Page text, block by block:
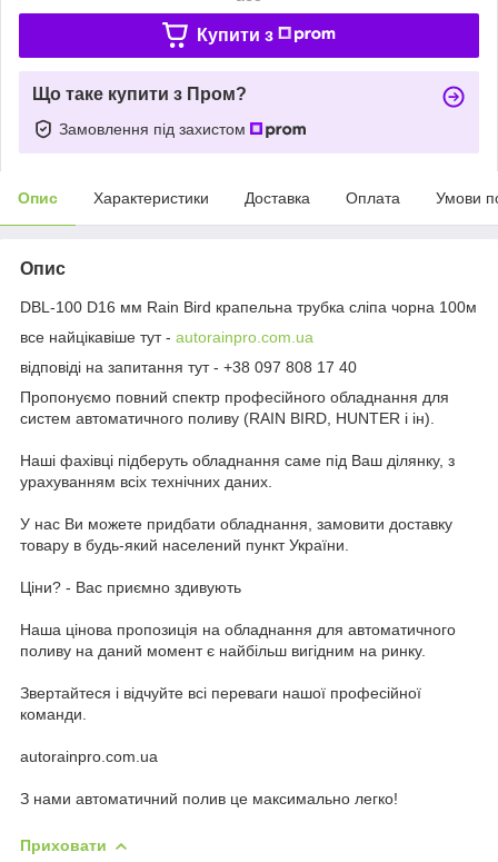
Купити з
Що таке купити з Пром?
Замовлення під захистом
Опис Характеристики Доставка Оплата Умови
Опис
DBL-100 D16 мм Rain Bird крапельна трубка сліпа чорна 100м
все найцікавіше тут - autorainpro.com.ua
відповіді на запитання тут - +38 097 808 17 40
Пропонуємо повний спектр професійного обладнання для
систем автоматичного поливу (RAIN BIRD, HUNTER і ін).
Наші фахівці підберуть обладнання саме під Ваш ділянку, з
урахуванням всіх технічних даних.
У нас Ви можете придбати обладнання, замовити доставку
товару в будь-який населений пункт України.
Ціни? - Вас приємно здивують
Наша цінова пропозиція на обладнання для автоматичного
поливу на даний момент є найбільш вигідним на ринку.
Звертайтеся і відчуйте всі переваги нашої професійної
команди.
autorainpro.com.ua
З нами автоматичний полив це максимально легко!
Приховати